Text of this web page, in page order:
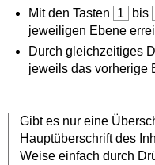
Mit den Tasten
1 bis
jeweiligen Ebene
Durch gleichzeitiges
jeweils das vorherige
Gibt es nur eine
Hauptüberschrift des
Weise einfach durch